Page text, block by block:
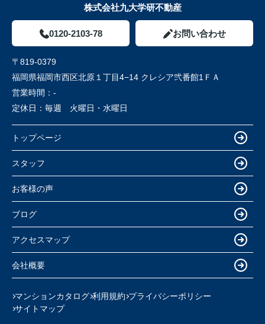
株式会社九大学研不動産
0120-2103-78 お問い合わせ
〒819-0379
福岡県福岡市西区北原１丁目4−14 クレシア弐番館1ＦＡ
営業時間： -
定休日： 毎週 火曜日・水曜日
トップページ
スタッフ
お客様の声
ブログ
アクセスマップ
会社概要
マンションカタログ 利用規約 プライバシーポリシー
サイトマップ